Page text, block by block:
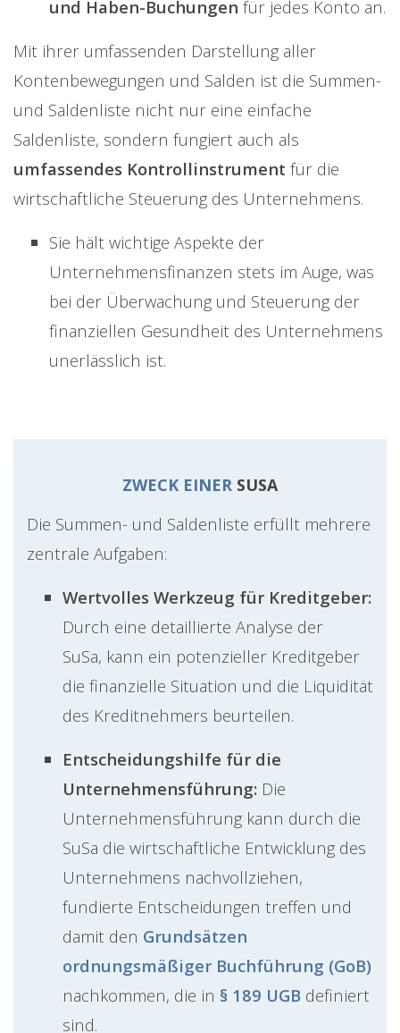
und Haben-Buchungen für jedes Konto an.
Mit ihrer umfassenden Darstellung aller
Kontenbewegungen und Salden ist die Summen-
und Saldenliste nicht nur eine einfache
Saldenliste, sondern fungiert auch als
umfassendes Kontrollinstrument für die
wirtschaftliche Steuerung des Unternehmens.
Sie hält wichtige Aspekte der
Unternehmensfinanzen stets im Auge, was
bei der Überwachung und Steuerung der
finanziellen Gesundheit des Unternehmens
unerlässlich ist.
ZWECK EINER SUSA
Die Summen- und Saldenliste erfüllt mehrere
zentrale Aufgaben:
Wertvolles Werkzeug für Kreditgeber:
Durch eine detaillierte Analyse der
SuSa, kann ein potenzieller Kreditgeber
die finanzielle Situation und die Liquidität
des Kreditnehmers beurteilen.
Entscheidungshilfe für die
Unternehmensführung: Die
Unternehmensführung kann durch die
SuSa die wirtschaftliche Entwicklung des
Unternehmens nachvollziehen,
fundierte Entscheidungen treffen und
damit den Grundsätzen
ordnungsmäßiger Buchführung (GoB)
nachkommen, die in § 189 UGB definiert
sind.